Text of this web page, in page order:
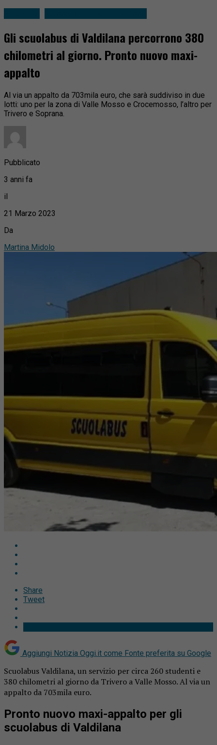
Gli scuolabus di Valdilana percorrono 380
chilometri al giorno. Pronto nuovo maxi-
appalto
Al via un appalto da 703mila euro, che sarà suddiviso in due
lotti: uno per la zona di Valle Mosso e Crocemosso, l’altro per
Trivero e Soprana.
Pubblicato
3 anni fa
il
21 Marzo 2023
Da
Martina Midolo
Share
Tweet
Aggiungi Notizia Oggi.it come Fonte preferita su Google
Scuolabus Valdilana, un servizio per circa 260 studenti e
380 chilometri al giorno da Trivero a Valle Mosso. Al via un
appalto da 703mila euro.
Pronto nuovo maxi-appalto per gli
scuolabus di Valdilana